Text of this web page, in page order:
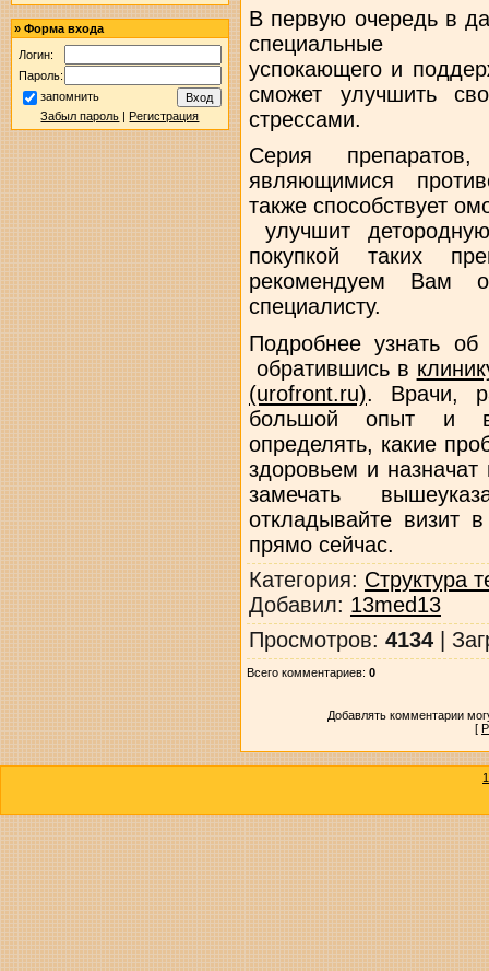
» Форма входа
Логин:
Пароль:
запомнить
Забыл пароль |Регистрация
В первую очередь в
успокающего и
сможет улучшить
стрессами.
Серия
являющимися
также способствует
улучшит
покупкой таких
рекомендуем Вам
специалисту.
Подробнее узнать
обратившись в
(urofront.ru). Врачи,
большой опыт и в
определять, какие
здоровьем и
замечать
откладывайте визит
прямо сейчас.
Категория: Структура
Добавил: 13med13
Просмотров: 4134|
Всего комментариев: 0
Добавлять комментарии
[